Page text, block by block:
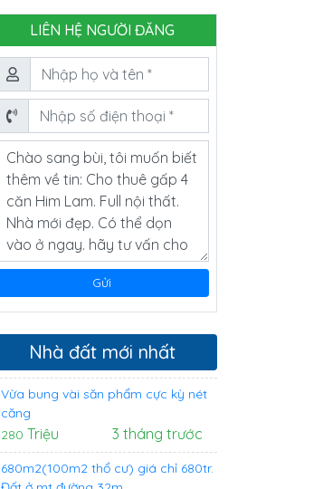
LIÊN HỆ NGƯỜI ĐĂNG
Nhà đất mới nhất
Vừa bung vài săn phẩm cực kỳ nét
căng
280 Triệu 3 tháng trước
680m2(100m2 thổ cư) giá chỉ 680tr.